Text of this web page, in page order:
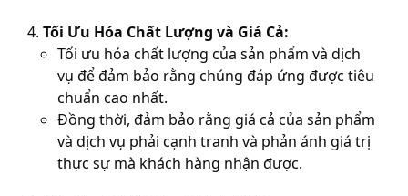
Tối Ưu Hóa Chất Lượng và Giá Cả:
Tối ưu hóa chất lượng của sản phẩm và dịch
vụ để đảm bảo rằng chúng đáp ứng được tiêu
chuẩn cao nhất.
Đồng thời, đảm bảo rằng giá cả của sản phẩm
và dịch vụ phải cạnh tranh và phản ánh giá trị
thực sự mà khách hàng nhận được.